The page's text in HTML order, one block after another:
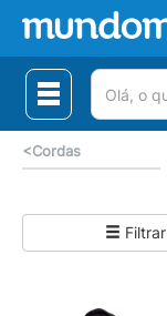
<Cordas
Filtrar